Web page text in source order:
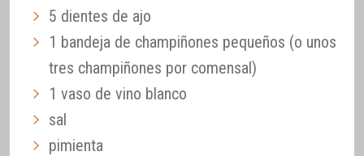
5 dientes de ajo
1 bandeja de champiñones pequeños (o unos
tres champiñones por comensal)
1 vaso de vino blanco
sal
pimienta